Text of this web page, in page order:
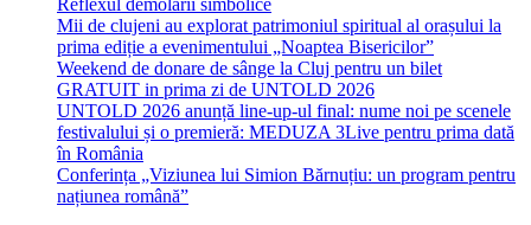
Reflexul demolării simbolice
Mii de clujeni au explorat patrimoniul spiritual al orașului la
prima ediție a evenimentului „Noaptea Bisericilor”
Weekend de donare de sânge la Cluj pentru un bilet
GRATUIT in prima zi de UNTOLD 2026
UNTOLD 2026 anunță line-up-ul final: nume noi pe scenele
festivalului și o premieră: MEDUZA 3Live pentru prima dată
în România
Conferința „Viziunea lui Simion Bărnuțiu: un program pentru
națiunea română”